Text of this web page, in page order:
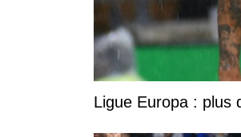
Ligue Europa : plus